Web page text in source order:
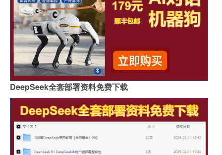
DeepSeek全套部署资料免费下载